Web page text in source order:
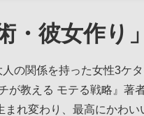
・彼女作り
の関係を持った女性3ケ
が教える モテる戦略』著
れ変わり、最高にかわ